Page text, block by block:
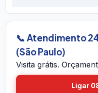
em Vila Leopoldina
equipe vai até você
Paulo), avalia a
eventuais
orçamento por
compromisso e sem
📞 Atendimento
(São Paulo)
Visita grátis.
Ligar